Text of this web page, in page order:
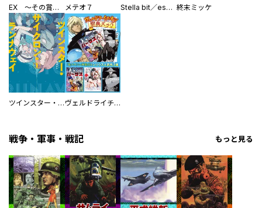
EX ～その賞金稼ぎは、世界の出口を探す～【単行本版】 メテオ７ Stella bit／es【単話版】 終末ミッケ
ツインスター・サイクロン・ランナウェイ ヴェルドライチオシ聖典パック 『転スラ』ミニ画集付き シリウス人気作３選
戦争・軍事・戦記 もっと見る